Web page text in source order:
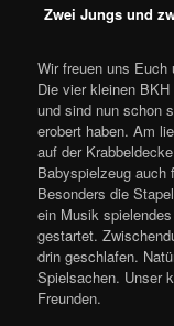
Zwei Jungs und
Wir freuen uns Euch
Die vier kleinen
und sind nun schon
erobert haben. Am
auf der
Babyspielzeug
Besonders die
ein Musik
gestartet.
drin geschlafen.
Spielsachen. Unser
Freunden.